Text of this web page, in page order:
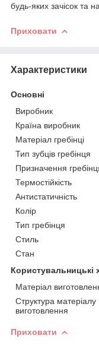
будь-яких зачісок та
Приховати
Характеристики
Основні
Виробник
Країна виробник
Матеріал гребінці
Тип зубців гребінця
Призначення
Термостійкість
Антистатичність
Колір
Тип гребінця
Стиль
Стан
Користувальницькі
Матеріал
Структура матеріалу
виготовлення
Приховати